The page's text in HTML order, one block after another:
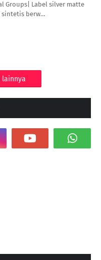
Groups| Label silver matte
sintetis berw…
lainnya